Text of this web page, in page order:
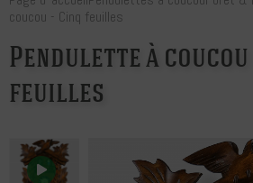
coucou - Cinq feuilles
Pendulette à coucou
feuilles